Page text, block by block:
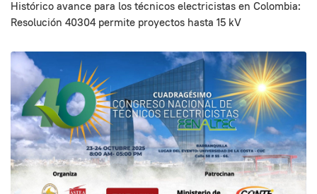
Histórico avance para los técnicos electricistas en Colombia:
Resolución 40304 permite proyectos hasta 15 kV